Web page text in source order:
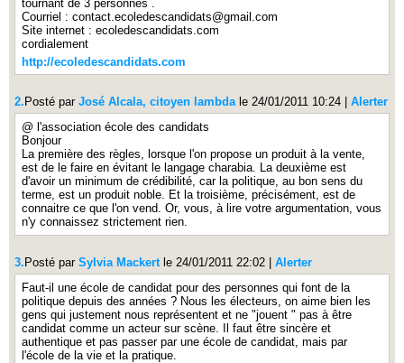
tournant de 3 personnes .
Courriel : contact.ecoledescandidats@gmail.com
Site internet : ecoledescandidats.com
cordialement
http://ecoledescandidats.com
2. Posté par José Alcala, citoyen lambda le 24/01/2011 10:24
Alerter
@ l'association école des candidats
Bonjour
La première des règles, lorsque l'on propose un produit à la vente,
est de le faire en évitant le langage charabia. La deuxième est
d'avoir un minimum de crédibilité, car la politique, au bon sens du
terme, est un produit noble. Et la troisième, précisément, est de
connaitre ce que l'on vend. Or, vous, à lire votre argumentation, vous
n'y connaissez strictement rien.
3. Posté par Sylvia Mackert le 24/01/2011 22:02
Alerter
Faut-il une école de candidat pour des personnes qui font de la
politique depuis des années ? Nous les électeurs, on aime bien les
gens qui justement nous représentent et ne "jouent " pas à être
candidat comme un acteur sur scène. Il faut être sincère et
authentique et pas passer par une école de candidat, mais par
l'école de la vie et la pratique.